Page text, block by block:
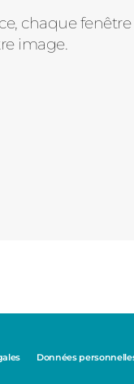
chaque
image.
Données